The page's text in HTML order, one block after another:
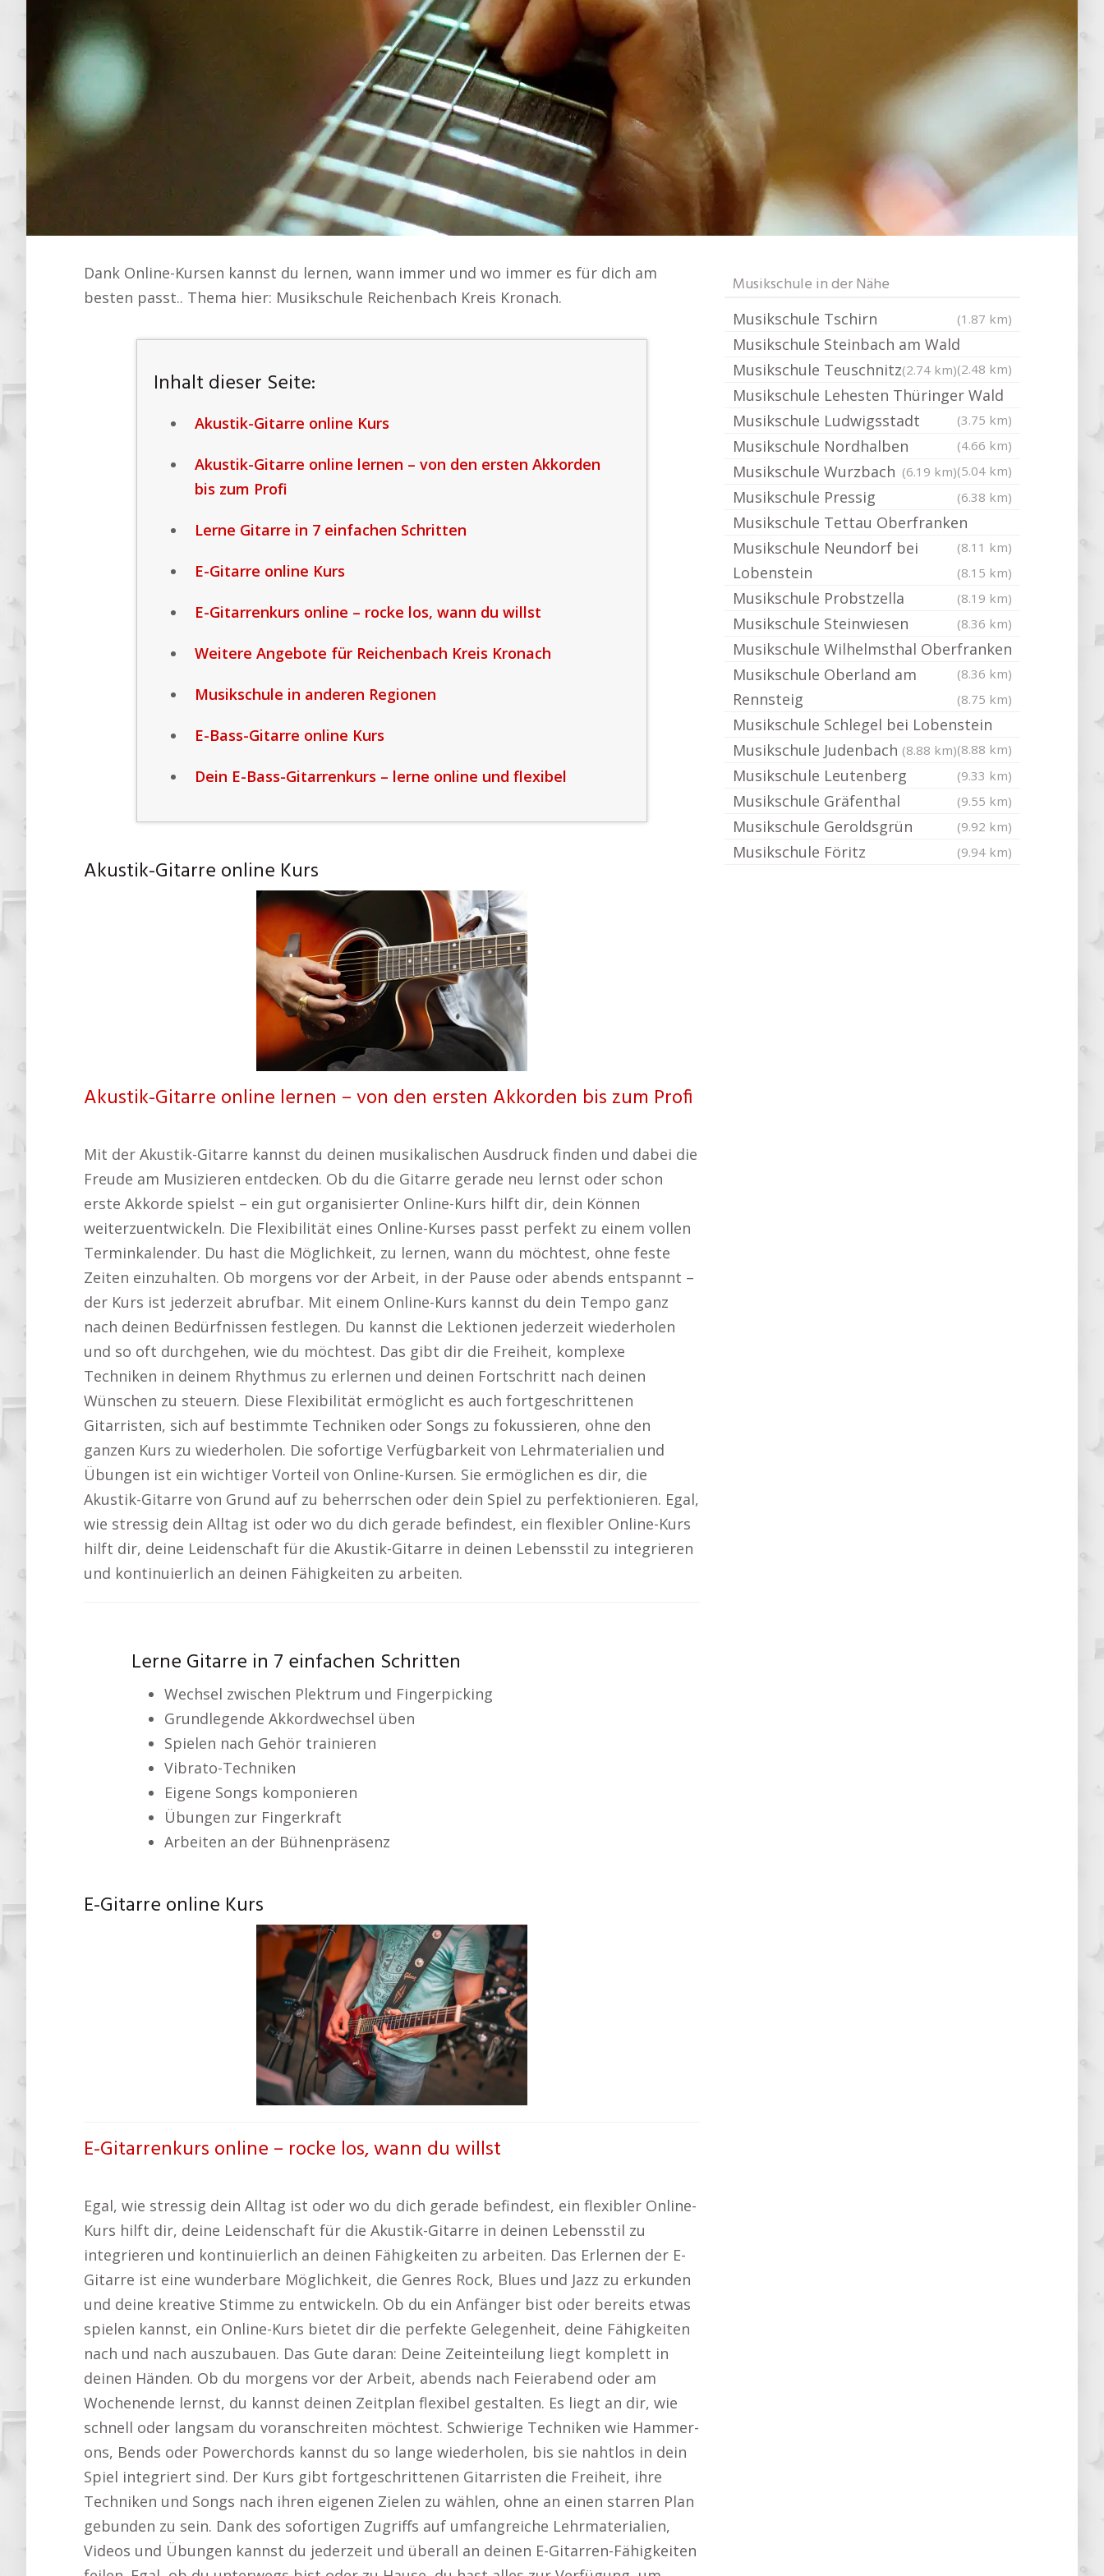
Dank Online-Kursen kannst du lernen, wann immer und wo immer es für dich am
besten passt.. Thema hier: Musikschule Reichenbach Kreis Kronach.
Inhalt dieser Seite:
Akustik-Gitarre online Kurs
Akustik-Gitarre online lernen – von den ersten Akkorden
bis zum Profi
Lerne Gitarre in 7 einfachen Schritten
E-Gitarre online Kurs
E-Gitarrenkurs online – rocke los, wann du willst
Weitere Angebote für Reichenbach Kreis Kronach
Musikschule in anderen Regionen
E-Bass-Gitarre online Kurs
Dein E-Bass-Gitarrenkurs – lerne online und flexibel
Akustik-Gitarre online Kurs
Akustik-Gitarre online lernen – von den ersten Akkorden bis zum Profi
Mit der Akustik-Gitarre kannst du deinen musikalischen Ausdruck finden und dabei die
Freude am Musizieren entdecken. Ob du die Gitarre gerade neu lernst oder schon
erste Akkorde spielst – ein gut organisierter Online-Kurs hilft dir, dein Können
weiterzuentwickeln. Die Flexibilität eines Online-Kurses passt perfekt zu einem vollen
Terminkalender. Du hast die Möglichkeit, zu lernen, wann du möchtest, ohne feste
Zeiten einzuhalten. Ob morgens vor der Arbeit, in der Pause oder abends entspannt –
der Kurs ist jederzeit abrufbar. Mit einem Online-Kurs kannst du dein Tempo ganz
nach deinen Bedürfnissen festlegen. Du kannst die Lektionen jederzeit wiederholen
und so oft durchgehen, wie du möchtest. Das gibt dir die Freiheit, komplexe
Techniken in deinem Rhythmus zu erlernen und deinen Fortschritt nach deinen
Wünschen zu steuern. Diese Flexibilität ermöglicht es auch fortgeschrittenen
Gitarristen, sich auf bestimmte Techniken oder Songs zu fokussieren, ohne den
ganzen Kurs zu wiederholen. Die sofortige Verfügbarkeit von Lehrmaterialien und
Übungen ist ein wichtiger Vorteil von Online-Kursen. Sie ermöglichen es dir, die
Akustik-Gitarre von Grund auf zu beherrschen oder dein Spiel zu perfektionieren. Egal,
wie stressig dein Alltag ist oder wo du dich gerade befindest, ein flexibler Online-Kurs
hilft dir, deine Leidenschaft für die Akustik-Gitarre in deinen Lebensstil zu integrieren
und kontinuierlich an deinen Fähigkeiten zu arbeiten.
Lerne Gitarre in 7 einfachen Schritten
Wechsel zwischen Plektrum und Fingerpicking
Grundlegende Akkordwechsel üben
Spielen nach Gehör trainieren
Vibrato-Techniken
Eigene Songs komponieren
Übungen zur Fingerkraft
Arbeiten an der Bühnenpräsenz
E-Gitarre online Kurs
E-Gitarrenkurs online – rocke los, wann du willst
Egal, wie stressig dein Alltag ist oder wo du dich gerade befindest, ein flexibler Online-
Kurs hilft dir, deine Leidenschaft für die Akustik-Gitarre in deinen Lebensstil zu
integrieren und kontinuierlich an deinen Fähigkeiten zu arbeiten. Das Erlernen der E-
Gitarre ist eine wunderbare Möglichkeit, die Genres Rock, Blues und Jazz zu erkunden
und deine kreative Stimme zu entwickeln. Ob du ein Anfänger bist oder bereits etwas
spielen kannst, ein Online-Kurs bietet dir die perfekte Gelegenheit, deine Fähigkeiten
nach und nach auszubauen. Das Gute daran: Deine Zeiteinteilung liegt komplett in
deinen Händen. Ob du morgens vor der Arbeit, abends nach Feierabend oder am
Wochenende lernst, du kannst deinen Zeitplan flexibel gestalten. Es liegt an dir, wie
schnell oder langsam du voranschreiten möchtest. Schwierige Techniken wie Hammer-
ons, Bends oder Powerchords kannst du so lange wiederholen, bis sie nahtlos in dein
Spiel integriert sind. Der Kurs gibt fortgeschrittenen Gitarristen die Freiheit, ihre
Techniken und Songs nach ihren eigenen Zielen zu wählen, ohne an einen starren Plan
gebunden zu sein. Dank des sofortigen Zugriffs auf umfangreiche Lehrmaterialien,
Videos und Übungen kannst du jederzeit und überall an deinen E-Gitarren-Fähigkeiten
Musikschule in der Nähe
Musikschule Tschirn (1.87 km)
Musikschule Steinbach am Wald
(2.48 km)
Musikschule Teuschnitz(2.74 km)
Musikschule Lehesten Thüringer Wald
(3.75 km)
Musikschule Ludwigsstadt
(4.66 km)
Musikschule Nordhalben
(5.04 km)
Musikschule Wurzbach (6.19 km)
Musikschule Pressig (6.38 km)
Musikschule Tettau Oberfranken
(8.11 km)
Musikschule Neundorf bei
Lobenstein
(8.15 km)
Musikschule Probstzella (8.19 km)
Musikschule Steinwiesen (8.36 km)
Musikschule Wilhelmsthal Oberfranken
(8.36 km)
Musikschule Oberland am
Rennsteig
(8.75 km)
Musikschule Schlegel bei Lobenstein
(8.88 km)
Musikschule Judenbach (8.88 km)
Musikschule Leutenberg (9.33 km)
Musikschule Gräfenthal (9.55 km)
Musikschule Geroldsgrün (9.92 km)
Musikschule Föritz (9.94 km)